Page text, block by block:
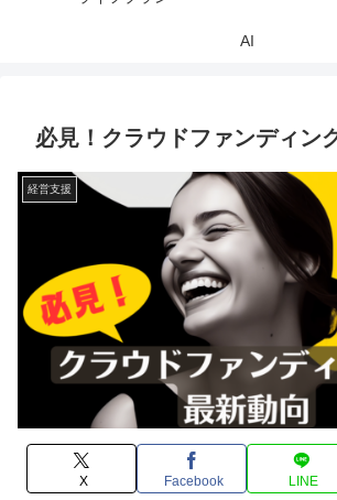
AI
必見！クラウドファンディン
経営支援
X Facebook LINE